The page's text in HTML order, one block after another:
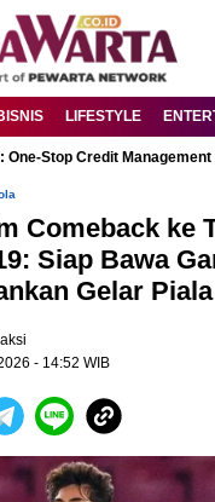
LIFESTYLE
One-Stop Credit
Comeback ke
Siap Bawa
Gelar
- 14:52 WIB